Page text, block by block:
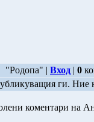
"Родопа" | Вход | 0
ги. Ние
коментари на